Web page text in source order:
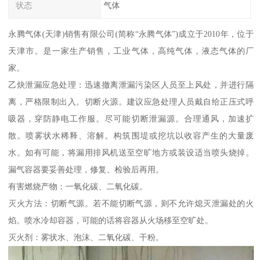
状态 气体
永腾气体(天津)销售有限公司(简称“永腾气体”)成立于2010年，位于
天津市。是一家生产销售，工业气体，高纯气体，液态气体的厂
家。
乙炔泄漏应急处理：迅速撤离泄漏污染区人员至上风处，并进行隔
离，严格限制出入。切断火源。建议应急处理人员戴自给正压式呼
吸器，穿防静电工作服。尽可能切断泄漏源。合理通风，加速扩
散。喷雾状水稀释、溶解。构筑围堤或挖坑以收容产生的大量废
水。如有可能，将漏用排风机送至空旷地方或装设适当喷头烧掉。
漏气容器要妥善处理，修复、检验后再用。
有害燃烧产物：一氧化碳、二氧化碳。
灭火方法：切断气源。若不能切断气源，则不允许熄灭泄漏处的火
焰。喷水冷却容器，可能的话将容器从火场移至空旷处。
灭火剂：雾状水、泡沫、二氧化碳、干粉。